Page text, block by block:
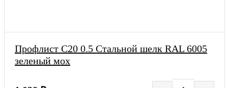
Профлист С20 0.5 Стальной шелк RAL 6005
зеленый мох